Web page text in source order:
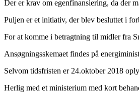
Der er krav om egenfinansiering, da der
Puljen er et initiativ, der blev besluttet i
For at komme i betragtning til midler fra
Ansøgningsskemaet findes på
Selvom tidsfristen er 24.oktober 2018
Herlig med et ministerium med kort